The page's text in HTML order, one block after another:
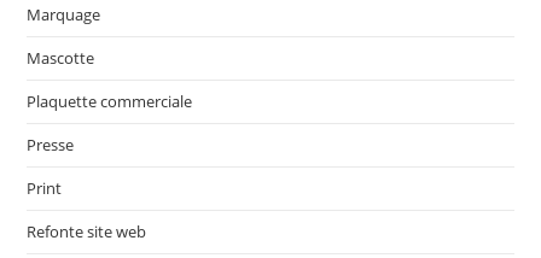
Marquage
Mascotte
Plaquette commerciale
Presse
Print
Refonte site web